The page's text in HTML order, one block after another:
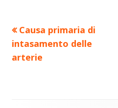
Navigazione
articoli
Precedente
articolo:
Causa primaria di
intasamento delle
arterie